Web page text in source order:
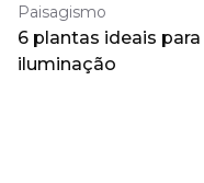
Paisagismo
6 plantas ideais
iluminação